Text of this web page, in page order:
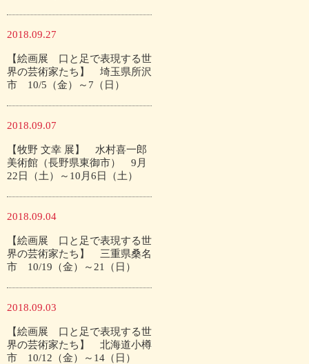
2018.09.27
【絵画展 口と足で表現する世
界の芸術家たち】 埼玉県所沢
市 10/5（金）～7（日）
2018.09.07
【牧野 文幸 展】 水村喜一郎
美術館（長野県東御市） 9月
22日（土）～10月6日（土）
2018.09.04
【絵画展 口と足で表現する世
界の芸術家たち】 三重県桑名
市 10/19（金）～21（日）
2018.09.03
【絵画展 口と足で表現する世
界の芸術家たち】 北海道小樽
市 10/12（金）～14（日）